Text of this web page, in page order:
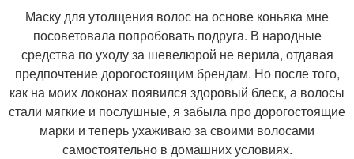
Маску для утолщения волос на основе коньяка мне
посоветовала попробовать подруга. В народные
средства по уходу за шевелюрой не верила, отдавая
предпочтение дорогостоящим брендам. Но после того,
как на моих локонах появился здоровый блеск, а волосы
стали мягкие и послушные, я забыла про дорогостоящие
марки и теперь ухаживаю за своими волосами
самостоятельно в домашних условиях.